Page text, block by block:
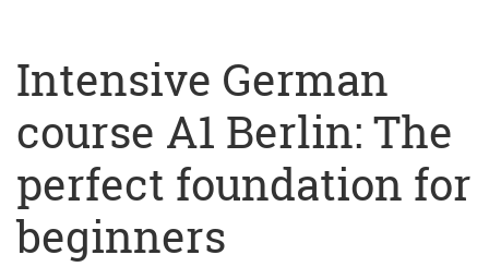
Intensive German
course A1 Berlin: The
perfect foundation for
beginners